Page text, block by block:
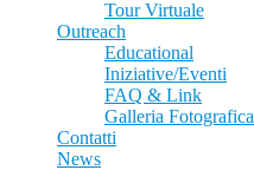
Tour Virtuale
Outreach
Educational
Iniziative/Eventi
FAQ & Link
Galleria Fotografica
Contatti
News